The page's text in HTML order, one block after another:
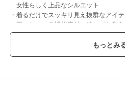
女性らしく上品なシルエット
・着るだけでスッキリ見え抜群なアイ
・夏に嬉しい多機能素材で涼しげな印
・シンプルなネイビーとストライプの
【素材】